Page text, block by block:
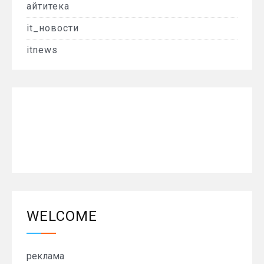
айтитека
it_новости
itnews
WELCOME
реклама